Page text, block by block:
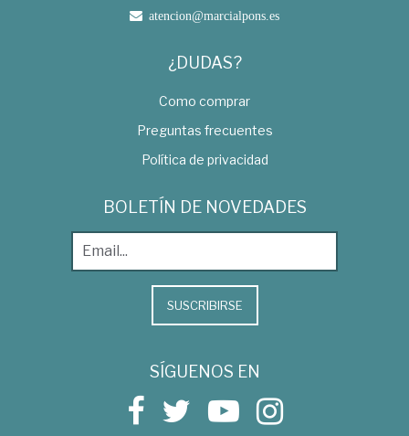
atencion@marcialpons.es
¿DUDAS?
Como comprar
Preguntas frecuentes
Política de privacidad
BOLETÍN DE NOVEDADES
SUSCRIBIRSE
SÍGUENOS EN